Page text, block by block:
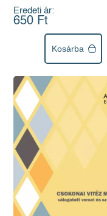
Eredeti ár:
650 Ft
Kosárba